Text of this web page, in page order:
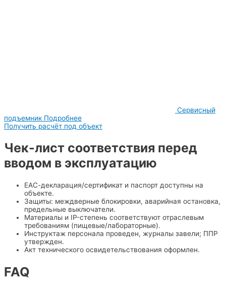
Сервисный
подъемник Подробнее
Получить расчёт под объект
Чек-лист соответствия перед
вводом в эксплуатацию
ЕАС-декларация/сертификат и паспорт доступны на
объекте.
Защиты: междверные блокировки, аварийная остановка,
предельные выключатели.
Материалы и IP-степень соответствуют отраслевым
требованиям (пищевые/лабораторные).
Инструктаж персонала проведен, журналы завели; ППР
утвержден.
Акт технического освидетельствования оформлен.
FAQ